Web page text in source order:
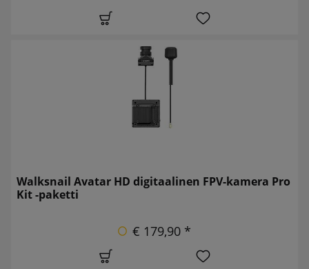
Walksnail Avatar HD digitaalinen FPV-kamera Pro
Kit -paketti
€ 179,90 *